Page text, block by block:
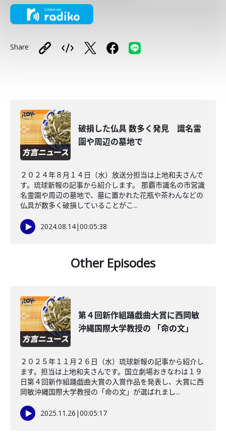
Share
破損した仏具 数多く発見 識名霊
園や周辺の墓地で
２０２４年８月１４日（水）放送分担当は上地和夫さんで
す。琉球新報の記事から紹介します。 那覇市識名の市営識
名霊園や周辺の墓地で、墓に置かれた花瓶や茶わんなどの
仏具が数多く破損していることがこ...
2024.08.14|00:05:38
Other Episodes
第４回新作組踊戯曲大賞に西岡敏
沖縄国際大学教授の 「命の文」
２０２５年１１月２６日（水）琉球新報の記事から紹介し
ます。担当は上地和夫さんです。国立劇場おきなわは１９
日第４回新作組踊戯曲大賞の入賞作品を発表し、大賞に西
岡敏沖縄国際大学教授の「命の文」が選ばれまし...
2025.11.26 |00:05:17